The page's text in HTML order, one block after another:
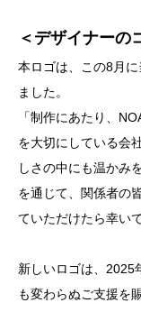
＜デザイナーの
本ロゴは、この8月
ました。
「制作にあたり、
を大切にしている会
しさの中にも温かみ
を通じて、関係者の
ていただけたら幸い
新しいロゴは、2025
も変わらぬご支援を